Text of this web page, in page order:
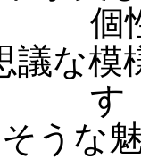
個
議な模
す
うな